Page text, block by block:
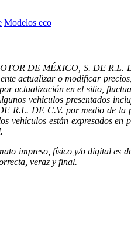
Modelos eco
DE MÉXICO, S. DE R.L.
actualizar o modificar
actualización en el sitio,
vehículos presentados
R.L. DE C.V. por medio de la
están expresados en
impreso, físico y/o digital es
veraz y final.